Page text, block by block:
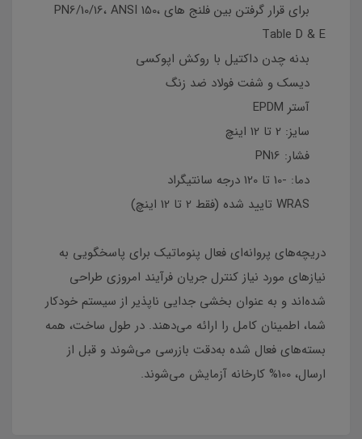
برای قرار گرفتن بین فلنج های PN6/10/16، ANSI 150،
Table D & E
بدنه چدن داکتیل با روکش اپوکسی
دیسک و شفت فولاد ضد زنگ
آستر EPDM
سایز: 2 تا 12 اینچ
فشار: PN16
دما: -10 تا 120 درجه سانتیگراد
دریچه‌های پروانه‌ای فعال پنوماتیک برای پاسخگویی به
نیازهای مورد نیاز کنترل جریان فرآیند امروزی طراحی
شده‌اند و به عنوان بخشی جدایی ناپذیر از سیستم خودکار
شما، اطمینان کامل را ارائه می‌دهند. در طول ساخت، همه
بسته‌های فعال شده به‌دقت بازرسی می‌شوند و قبل از
ارسال، 100% کارخانه آزمایش می‌شوند.